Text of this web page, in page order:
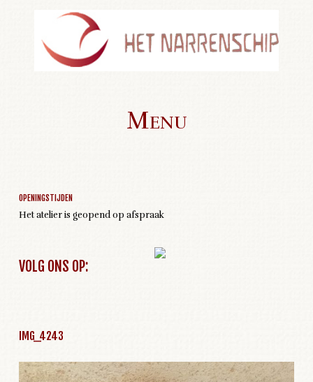
Menu
OPENINGSTIJDEN
Het atelier is geopend op afspraak
VOLG ONS OP:
IMG_4243